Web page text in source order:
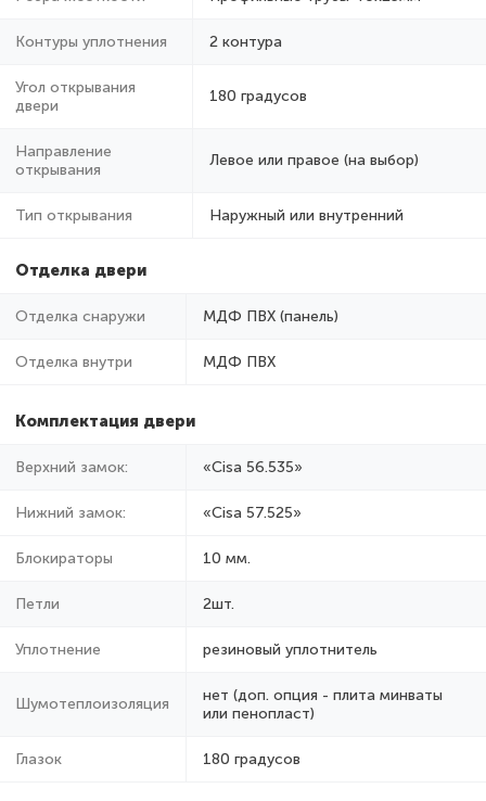
Контуры уплотнения 2 контура
Угол открывания
двери
180 градусов
Направление
открывания
Левое или правое (на выбор)
Тип открывания Наружный или внутренний
Отделка двери
Отделка снаружи МДФ ПВХ (панель)
Отделка внутри МДФ ПВХ
Комплектация двери
Верхний замок: «Cisa 56.535»
Нижний замок: «Cisa 57.525»
Блокираторы 10 мм.
Петли 2шт.
Уплотнение резиновый уплотнитель
Шумотеплоизоляция
нет (доп. опция - плита минваты
или пенопласт)
Глазок 180 градусов